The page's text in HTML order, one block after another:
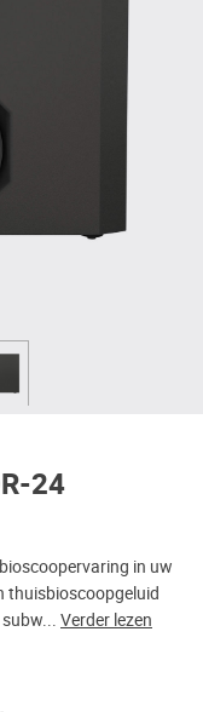
24
in uw
thuisbioscoopgeluid
Verder lezen